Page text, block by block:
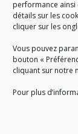
performance ainsi
détails sur les
cliquer sur les
Vous pouvez
bouton «
cliquant sur notre
Pour plus
Créé en 1978, le
des missions de
territoire.